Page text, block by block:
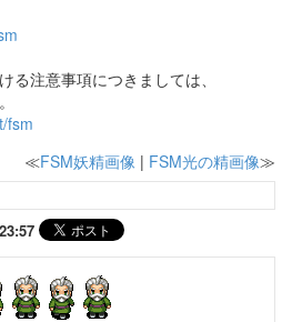
る注意事項につきましては、
fsm
≪FSM妖精画像 | FSM光の精画像≫